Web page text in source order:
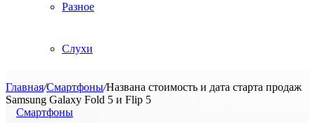
Разное
Слухи
Главная/Смартфоны/Названа стоимость и дата старта продаж
Samsung Galaxy Fold 5 и Flip 5
Смартфоны